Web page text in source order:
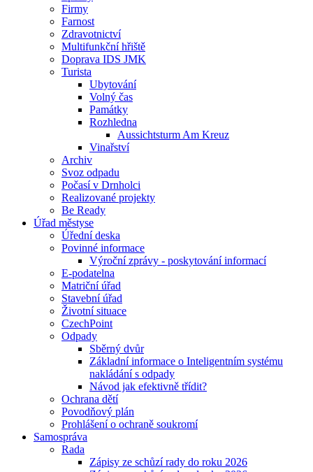
Firmy
Farnost
Zdravotnictví
Multifunkční hřiště
Doprava IDS JMK
Turista
Ubytování
Volný čas
Památky
Rozhledna
Aussichtsturm Am Kreuz
Vinařství
Archiv
Svoz odpadu
Počasí v Drnholci
Realizované projekty
Be Ready
Úřad městyse
Úřední deska
Povinné informace
Výroční zprávy - poskytování informací
E-podatelna
Matriční úřad
Stavební úřad
Životní situace
CzechPoint
Odpady
Sběrný dvůr
Základní informace o Inteligentním systému
nakládání s odpady
Návod jak efektivně třídit?
Ochrana dětí
Povodňový plán
Prohlášení o ochraně soukromí
Samospráva
Rada
Zápisy ze schůzí rady do roku 2026